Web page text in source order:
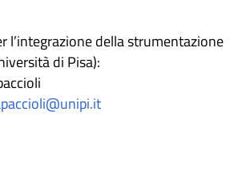
l’integrazione della strumentazione
di Pisa):